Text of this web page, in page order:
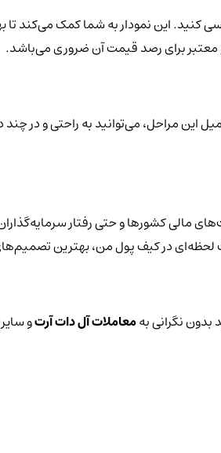
کنید. این نمودار به شما کمک می‌کند تا
معتبر برای رصد قیمت آن ضروری می‌باشد.
این مراحل، می‌توانید به راحتی و در
مالی کشورها و حتی رفتار
لحظه‌ای در کیف پول من، بهترین
نگرانی بهمعاملات آل دات آرتو